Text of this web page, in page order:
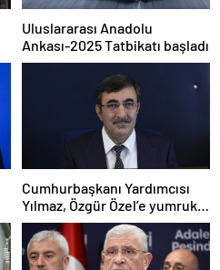
Uluslararası Anadolu
Ankası-2025 Tatbikatı başladı
Cumhurbaşkanı Yardımcısı
Yılmaz, Özgür Özel’e yumruklu
saldırıyı kınadı